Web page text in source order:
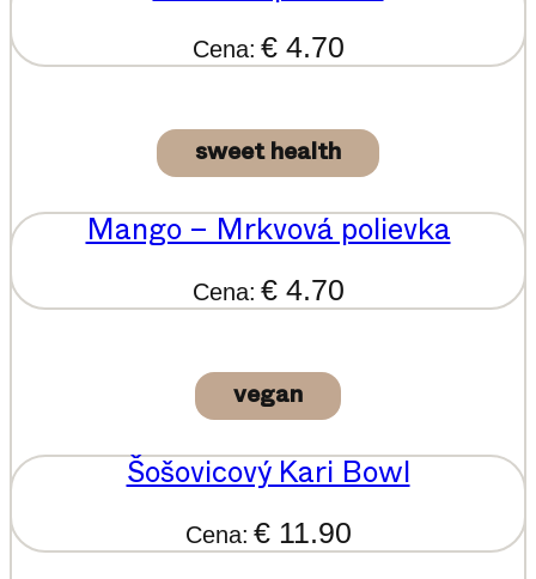
Cena: € 4.70
sweet health
Mango – Mrkvová polievka
Cena: € 4.70
vegan
Šošovicový Kari Bowl
Cena: € 11.90